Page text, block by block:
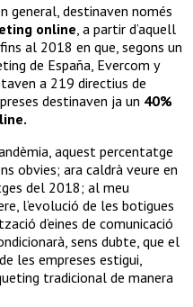
general, destinaven només
online , a partir d’aquell
al 2018 en que, segons un
de España, Evercom y
a 219 directius de
destinaven ja un 40%
aquest percentatge
obvies; ara caldrà veure en
del 2018; al meu
l’evolució de les botigues
d’eines de comunicació
sens dubte, que el
les empreses estigui,
tradicional de manera